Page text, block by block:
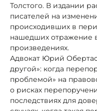
Толстого. В издании
писателей на
происходивших в
нашедших отражение
произведениях.
Адвокат Юрий
другой»: когда
проблемой» на
о рисках
последствиях для